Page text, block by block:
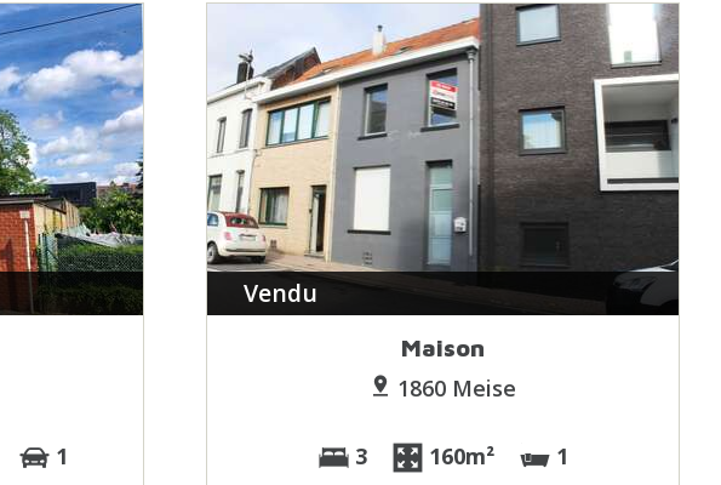
1
Vendu
Maison
1860 Meise
3 160m² 1